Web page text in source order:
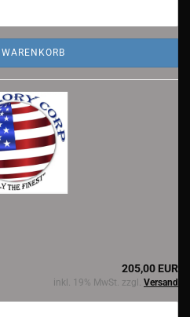
WARENKORB
205,00 EUR
inkl. 19% MwSt. zzgl. Versand